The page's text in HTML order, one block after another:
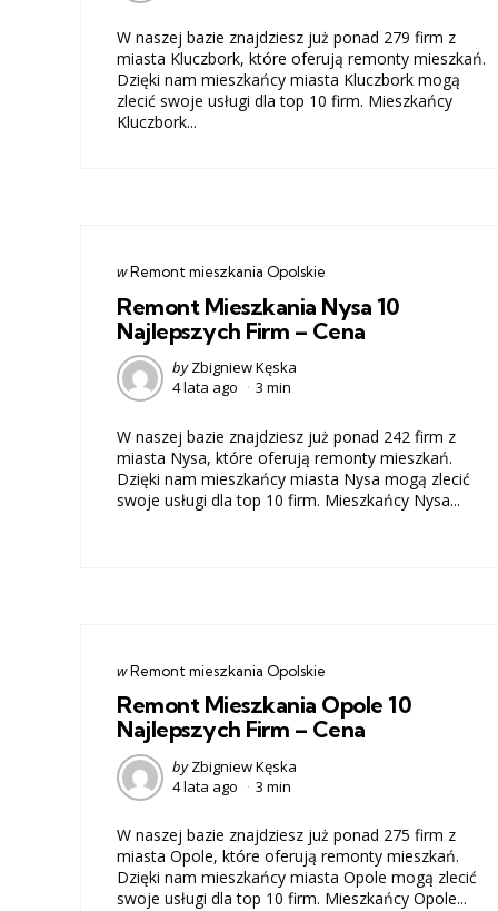
W naszej bazie znajdziesz już ponad 279 firm z
miasta Kluczbork, które oferują remonty mieszkań.
Dzięki nam mieszkańcy miasta Kluczbork mogą
zlecić swoje usługi dla top 10 firm. Mieszkańcy
Kluczbork...
Categories
post
wRemont mieszkania Opolskie
Remont Mieszkania Nysa 10
Najlepszych Firm – Cena
Posted
by
by Zbigniew Kęska
4 lata ago
3 min
W naszej bazie znajdziesz już ponad 242 firm z
miasta Nysa, które oferują remonty mieszkań.
Dzięki nam mieszkańcy miasta Nysa mogą zlecić
swoje usługi dla top 10 firm. Mieszkańcy Nysa...
Categories
post
wRemont mieszkania Opolskie
Remont Mieszkania Opole 10
Najlepszych Firm – Cena
Posted
by
by Zbigniew Kęska
4 lata ago
3 min
W naszej bazie znajdziesz już ponad 275 firm z
miasta Opole, które oferują remonty mieszkań.
Dzięki nam mieszkańcy miasta Opole mogą zlecić
swoje usługi dla top 10 firm. Mieszkańcy Opole...